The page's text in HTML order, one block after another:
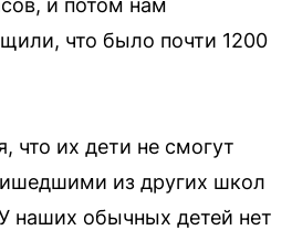
что было почти 1200
что их дети не смогут
из других школ
наших обычных детей нет